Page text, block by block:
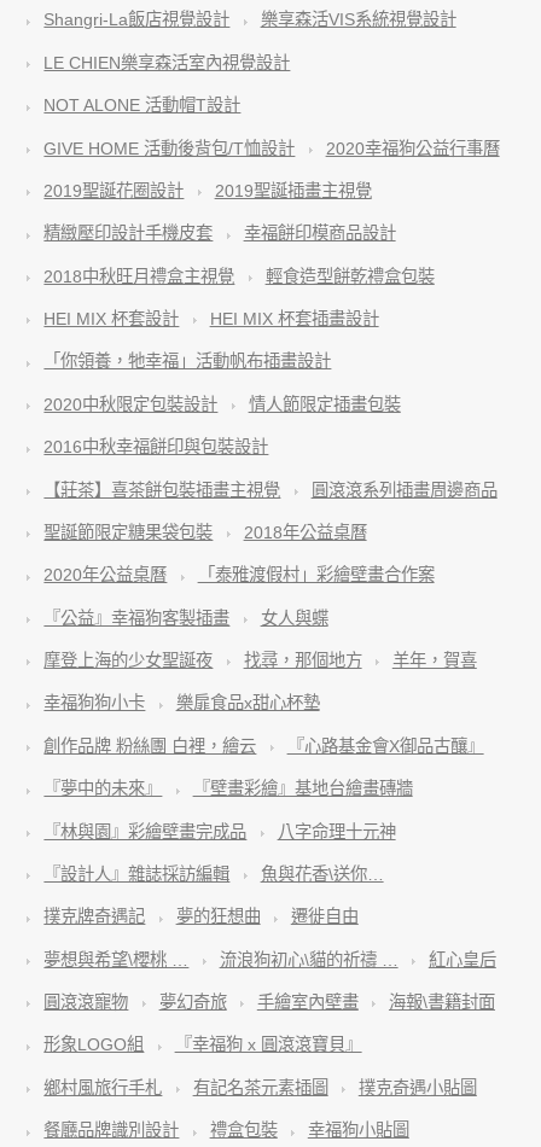
Shangri-La飯店視覺設計 樂享森活VIS系統視覺設計
LE CHIEN樂享森活室內視覺設計
NOT ALONE 活動帽T設計
GIVE HOME 活動後背包/T恤設計 2020幸福狗公益行事曆
2019聖誕花圈設計 2019聖誕插畫主視覺
精緻壓印設計手機皮套 幸福餅印模商品設計
2018中秋旺月禮盒主視覺 輕食造型餅乾禮盒包裝
HEI MIX 杯套設計 HEI MIX 杯套插畫設計
「你領養，牠幸福」活動帆布插畫設計
2020中秋限定包裝設計 情人節限定插畫包裝
2016中秋幸福餅印與包裝設計
【莊茶】喜茶餅包裝插畫主視覺 圓滾滾系列插畫周邊商品
聖誕節限定糖果袋包裝 2018年公益桌曆
2020年公益桌曆 「泰雅渡假村」彩繪壁畫合作案
『公益』幸福狗客製插畫 女人與蝶
摩登上海的少女聖誕夜 找尋，那個地方 羊年，賀喜
幸福狗狗小卡 樂扉食品x甜心杯墊
創作品牌 粉絲團 白裡，繪云 『心路基金會X御品古釀』
『夢中的未來』 『壁畫彩繪』基地台繪畫磚牆
『林與園』彩繪壁畫完成品 八字命理十元神
『設計人』雜誌採訪編輯 魚與花香\送你…
撲克牌奇遇記 夢的狂想曲 遷徙自由
夢想與希望\櫻桃 … 流浪狗初心\貓的祈禱 … 紅心皇后
圓滾滾寵物 夢幻奇旅 手繪室內壁畫 海報\書籍封面
形象LOGO組 『幸福狗 x 圓滾滾寶貝』
鄉村風旅行手札 有記名茶元素插圖 撲克奇遇小貼圖
餐廳品牌識別設計 禮盒包裝 幸福狗小貼圖